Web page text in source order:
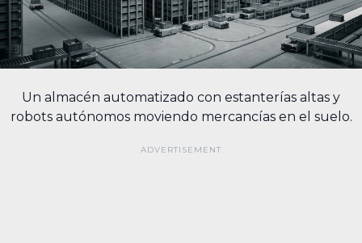
Un almacén automatizado con estanterías altas y
robots autónomos moviendo mercancías en el suelo.